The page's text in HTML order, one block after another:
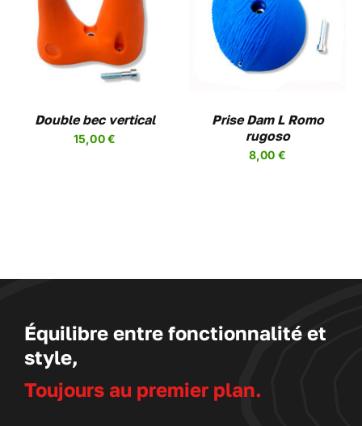
Double bec vertical
15,00€
CHOIX DES OPTIONS
CE
PRODUIT
PLUSIEURS
VARIATIONS.
OPTIONS
PEUVENT
/
Prise Dam L Romo
rugoso
8,00 €
Équilibre entre fonctionnalité et
style,
Toujours au premier plan.